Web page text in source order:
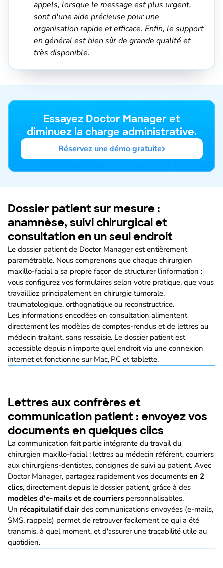
appels, lorsque le message est plus urgent,
sont d'une aide précieuse pour une
organisation rapide et efficace. Enfin, le support
en général est bien sûr de grande qualité et
très disponible.
Essayez Doctor Manager et
diminuez la charge administrative.
Réservez une démo gratuite
Dossier patient sur mesure :
anamnèse, suivi chirurgical et
consultation en un seul endroit
Le dossier patient de Doctor Manager est entièrement
paramétrable. Nous comprenons que chaque chirurgien
maxillo-facial a sa propre façon de structurer l'information :
vous configurez vos formulaires selon votre pratique, que vous
travailliez principalement en chirurgie tumorale,
traumatologique, orthognatique ou reconstructrice.
Les informations encodées en consultation alimentent
directement les modèles de comptes-rendus et de lettres au
médecin traitant, sans ressaisie. Le dossier patient est
accessible depuis n'importe quel endroit via une connexion
internet et fonctionne sur Mac, PC et tablette.
Lettres aux confrères et
communication patient : envoyez vos
documents en quelques clics
La communication fait partie intégrante du travail du
chirurgien maxillo-facial : lettres au médecin référent, courriers
aux chirurgiens-dentistes, consignes de suivi au patient. Avec
Doctor Manager, partagez rapidement vos documents en 2
clics, directement depuis le dossier patient, grâce à des
modèles d'e-mails et de courriers personnalisables.
Un récapitulatif clair des communications envoyées (e-mails,
SMS, rappels) permet de retrouver facilement ce qui a été
transmis, à quel moment, et d'assurer une traçabilité utile au
quotidien.